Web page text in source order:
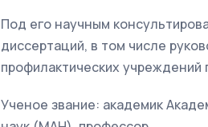
Под его научным
диссертаций, в том числе
профилактических учреждений
Ученое звание: академик